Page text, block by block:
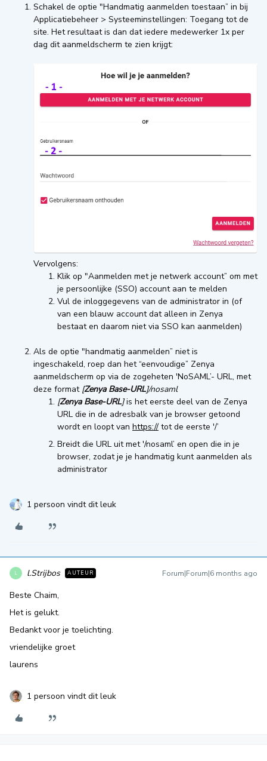
Schakel de optie "Handmatig aanmelden toestaan” in bij
Applicatiebeheer > Systeeminstellingen: Toegang tot de
site. Het resultaat is dan dat iedere medewerker 1x per
dag dit aanmeldscherm te zien krijgt:
Vervolgens:
Klik op "Aanmelden met je netwerk account” om met
je persoonlijke (SSO) account aan te melden
Vul de inloggegevens van de administrator in (of
van een blauw account dat alleen in Zenya
bestaat en daarom niet via SSO kan aanmelden)
Als de optie "handmatig aanmelden” niet is
ingeschakeld, roep dan het “eenvoudige” Zenya
aanmeldscherm op via de zogeheten 'NoSAML’- URL, met
deze format [Zenya Base-URL]/nosaml
[Zenya Base-URL]is het eerste deel van de Zenya
URL die in de adresbalk van je browser getoond
wordt en loopt van https:// tot de eerste '/’
Breidt die URL uit met '/nosaml’ en open die in je
browser, zodat je je handmatig kunt aanmelden als
administrator
1 persoon vindt dit leuk
L l.Strijbos AUTEUR Forum|Forum|6 months ago
Beste Chaim,
Het is gelukt.
Bedankt voor je toelichting.
vriendelijke groet
laurens
1 persoon vindt dit leuk